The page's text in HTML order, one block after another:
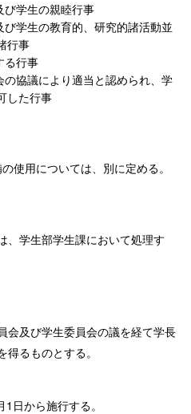
び学生の親睦行事
び学生の教育的、研究的諸活動並
行事
る行事
の協議により適当と認められ、学
した行事
使用については、別に定める。
、学生部学生課において処理す
会及び学生委員会の議を経て学長
るものとする。
日から施行する。